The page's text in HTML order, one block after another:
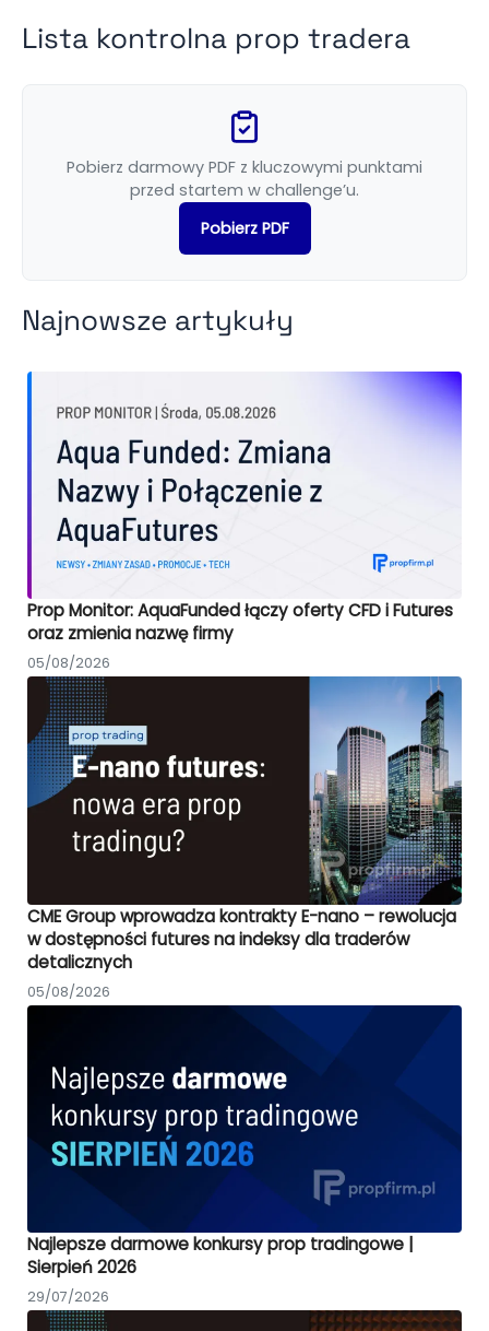
Lista kontrolna prop tradera
Pobierz darmowy PDF z kluczowymi punktami
przed startem w challenge’u.
Pobierz PDF
Najnowsze artykuły
Prop Monitor: AquaFunded łączy oferty CFD i Futures
oraz zmienia nazwę firmy
05/08/2026
CME Group wprowadza kontrakty E-nano – rewolucja
w dostępności futures na indeksy dla traderów
detalicznych
05/08/2026
Najlepsze darmowe konkursy prop tradingowe |
Sierpień 2026
29/07/2026